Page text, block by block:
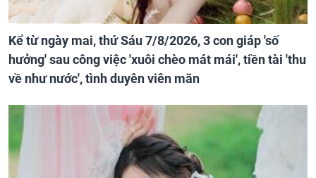
Kể từ ngày mai, thứ Sáu 7/8/2026, 3 con giáp 'số
hưởng' sau công việc 'xuôi chèo mát mái', tiền tài 'thu
về như nước', tình duyên viên mãn